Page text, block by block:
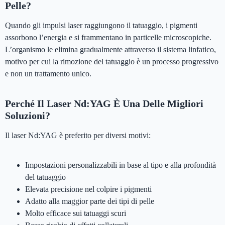
Pelle?
Quando gli impulsi laser raggiungono il tatuaggio, i pigmenti
assorbono l’energia e si frammentano in particelle microscopiche.
L’organismo le elimina gradualmente attraverso il sistema linfatico,
motivo per cui la rimozione del tatuaggio è un processo progressivo
e non un trattamento unico.
Perché Il Laser Nd:YAG È Una Delle Migliori
Soluzioni?
Il laser Nd:YAG è preferito per diversi motivi:
Impostazioni personalizzabili in base al tipo e alla profondità
del tatuaggio
Elevata precisione nel colpire i pigmenti
Adatto alla maggior parte dei tipi di pelle
Molto efficace sui tatuaggi scuri